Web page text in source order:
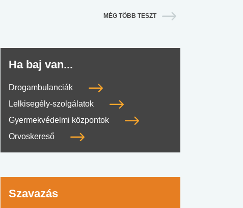
MÉG TÖBB TESZT
Ha baj van...
Drogambulanciák
Lelkisegély-szolgálatok
Gyermekvédelmi központok
Orvoskereső
Szavazás